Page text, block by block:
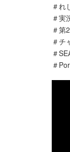
＃れ
＃実
＃第
＃チ
＃
＃